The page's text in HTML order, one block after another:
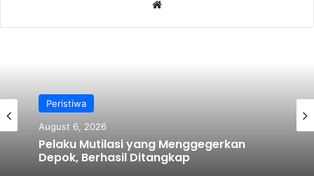
Peristiwa
August 6, 2026
Pelaku Mutilasi yang Menggegerkan
Depok, Berhasil Ditangkap